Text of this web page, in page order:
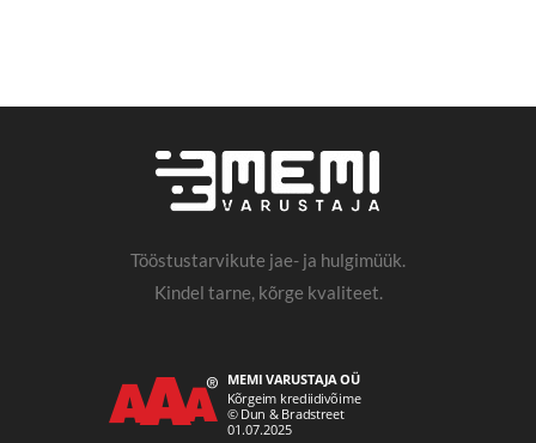
Tööstustarvikute jae- ja hulgimüük.
Kindel tarne, kõrge kvaliteet.